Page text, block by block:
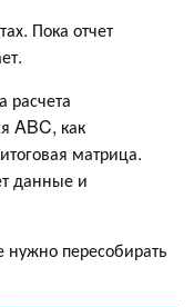
Пока отчет
расчета
ABC, как
матрица.
данные и
нужно пересобирать